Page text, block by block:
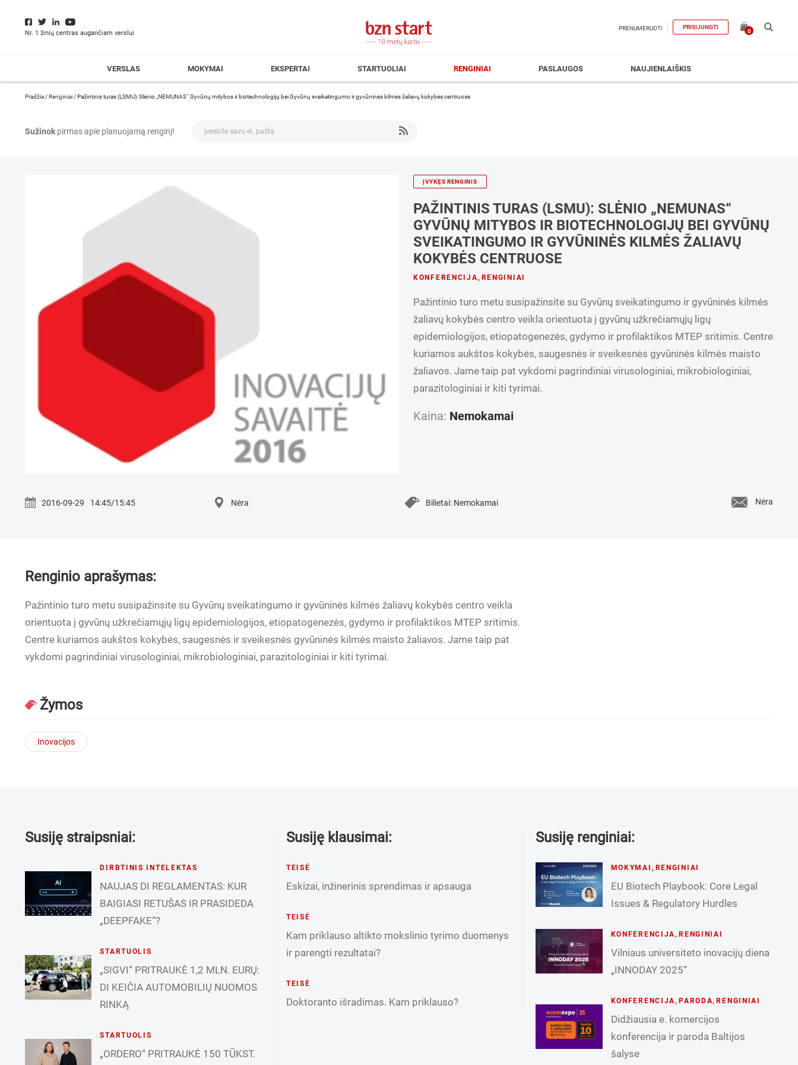
Nr. 1 žinių centras augančiam verslui
PRENUMERUOTI PRISIJUNGTI
0
VERSLAS MOKYMAI EKSPERTAI STARTUOLIAI RENGINIAI PASLAUGOS NAUJIENLAIŠKIS
Pradžia /Renginiai /Pažintinis turas (LSMU): Slėnio „NEMUNAS“ Gyvūnų mitybos ir biotechnologijų bei Gyvūnų sveikatingumo ir gyvūninės kilmės žaliavų kokybės centruose
Sužinok pirmas apie planuojamą renginį!
ĮVYKĘS RENGINIS
PAŽINTINIS TURAS (LSMU): SLĖNIO „NEMUNAS“
GYVŪNŲ MITYBOS IR BIOTECHNOLOGIJŲ BEI GYVŪNŲ
SVEIKATINGUMO IR GYVŪNINĖS KILMĖS ŽALIAVŲ
KOKYBĖS CENTRUOSE
KONFERENCIJA, RENGINIAI
Pažintinio turo metu susipažinsite su Gyvūnų sveikatingumo ir gyvūninės kilmės
žaliavų kokybės centro veikla orientuota į gyvūnų užkrečiamųjų ligų
epidemiologijos, etiopatogenezės, gydymo ir profilaktikos MTEP sritimis. Centre
kuriamos aukštos kokybės, saugesnės ir sveikesnės gyvūninės kilmės maisto
žaliavos. Jame taip pat vykdomi pagrindiniai virusologiniai, mikrobiologiniai,
parazitologiniai ir kiti tyrimai.
Kaina: Nemokamai
2016-09-29 14:45/15:45 Nėra Bilietai: Nemokamai Nėra
Renginio aprašymas:
Pažintinio turo metu susipažinsite su Gyvūnų sveikatingumo ir gyvūninės kilmės žaliavų kokybės centro veikla
orientuota į gyvūnų užkrečiamųjų ligų epidemiologijos, etiopatogenezės, gydymo ir profilaktikos MTEP sritimis.
Centre kuriamos aukštos kokybės, saugesnės ir sveikesnės gyvūninės kilmės maisto žaliavos. Jame taip pat
vykdomi pagrindiniai virusologiniai, mikrobiologiniai, parazitologiniai ir kiti tyrimai.
Žymos
Inovacijos
Susiję straipsniai:
DIRBTINIS INTELEKTAS
NAUJAS DI REGLAMENTAS: KUR
BAIGIASI RETUŠAS IR PRASIDEDA
„DEEPFAKE“?
STARTUOLIS
„SIGVI“ PRITRAUKĖ 1,2 MLN. EURŲ:
DI KEIČIA AUTOMOBILIŲ NUOMOS
RINKĄ
STARTUOLIS
„ORDERO“ PRITRAUKĖ 150 TŪKST.
Susiję klausimai:
TEISĖ
Eskizai, inžinerinis sprendimas ir apsauga
TEISĖ
Kam priklauso altikto mokslinio tyrimo duomenys
ir parengti rezultatai?
TEISĖ
Doktoranto išradimas. Kam priklauso?
Susiję renginiai:
MOKYMAI , RENGINIAI
EU Biotech Playbook: Core Legal
Issues & Regulatory Hurdles
KONFERENCIJA ,RENGINIAI
Vilniaus universiteto inovacijų diena
„INNODAY 2025“
KONFERENCIJA ,PARODA,RENGINIAI
Didžiausia e. komercijos
konferencija ir paroda Baltijos
šalyse